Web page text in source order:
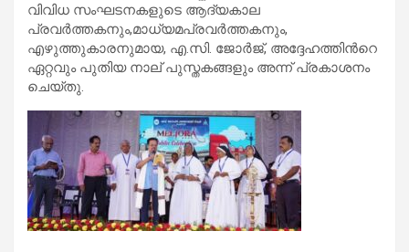
വിവിധ സംഘടനകളുടെ ആദ്യകാല
പ്രവർത്തകനും,മാധ്യമപ്രവർത്തകനും,
എഴുത്തുകാരനുമായ, എ.സി. ജോർജ്, അദ്ദേഹത്തിൻറെ
ഏറ്റവും പുതിയ നാല് പുസ്തകങ്ങളും അന്ന് പ്രകാശനം
ചെയ്തു.